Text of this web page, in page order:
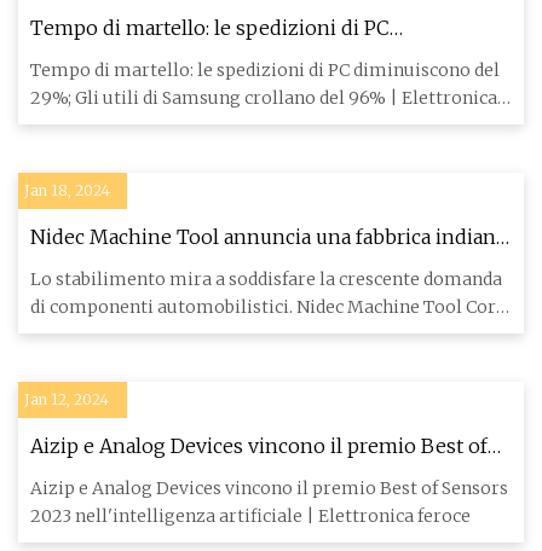
Tempo di martello: le spedizioni di PC
diminuiscono del 29%; I profitti di Samsung
crollano del 96%
Tempo di martello: le spedizioni di PC diminuiscono del
29%; Gli utili di Samsung crollano del 96% | Elettronica
fero
Jan 18, 2024
Nidec Machine Tool annuncia una fabbrica indiana
di utensili da taglio
Lo stabilimento mira a soddisfare la crescente domanda
di componenti automobilistici. Nidec Machine Tool Corp.
ha annu
Jan 12, 2024
Aizip e Analog Devices vincono il premio Best of
Sensors 2023 nel campo dell'intelligenza artificiale
Aizip e Analog Devices vincono il premio Best of Sensors
2023 nell'intelligenza artificiale | Elettronica feroce